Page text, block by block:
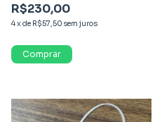
R$230,00
4x de R$57,50 sem juros